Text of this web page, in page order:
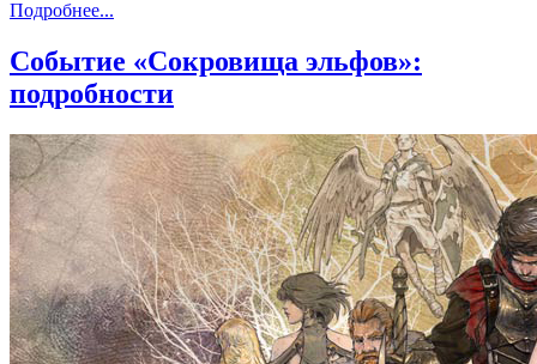
Подробнее...
Событие «Сокровища эльфов»:
подробности